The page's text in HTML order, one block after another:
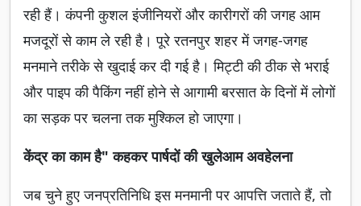
रही हैं। कंपनी कुशल इंजीनियरों और कारीगरों की जगह आम
मजदूरों से काम ले रही है। पूरे रतनपुर शहर में जगह-जगह
मनमाने तरीके से खुदाई कर दी गई है। मिट्टी की ठीक से भराई
और पाइप की पैकिंग नहीं होने से आगामी बरसात के दिनों में लोगों
का सड़क पर चलना तक मुश्किल हो जाएगा।
केंद्र का काम है" कहकर पार्षदों की खुलेआम अवहेलना
जब चुने हुए जनप्रतिनिधि इस मनमानी पर आपत्ति जताते हैं, तो